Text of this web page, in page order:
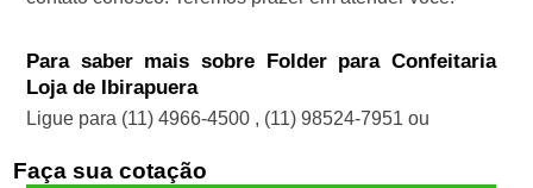
Para saber mais sobre Folder para Confeitaria
Loja de Ibirapuera
Ligue para (11) 4966-4500 , (11) 98524-7951 ou
Faça sua cotação